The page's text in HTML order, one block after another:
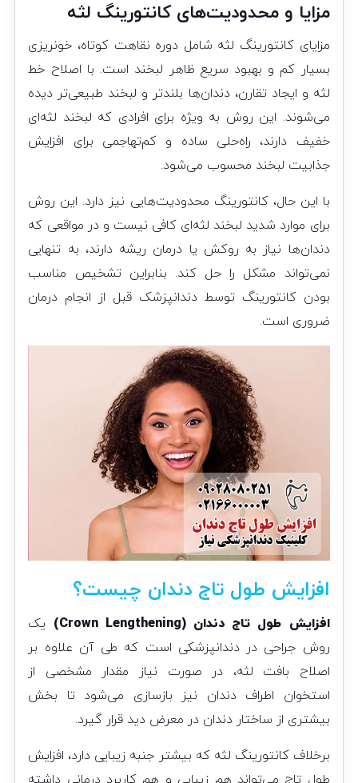
مزایا و محدودیت‌های کانتورینگ لثه
مزایای کانتورینگ لثه شامل دوره نقاهت کوتاه، خونریزی
بسیار کم و بهبود سریع ظاهر لبخند است. با اصلاح خط
لثه و ایجاد تقارن، دندان‌ها بلندتر و لبخند طبیعی‌تر دیده
می‌شوند. این روش به ویژه برای افرادی که لبخند لثه‌ای
خفیف دارند، راه‌حلی ساده و کم‌تهاجمی برای افزایش
جذابیت لبخند محسوب می‌شود.
با این حال، کانتورینگ محدودیت‌هایی نیز دارد. این روش
برای موارد شدید لبخند لثه‌ای کافی نیست و در مواقعی که
دندان‌ها نیاز به روکش یا درمان ریشه دارند، به تنهایی
نمی‌تواند مشکل را حل کند. بنابراین تشخیص مناسب
بودن کانتورینگ توسط دندانپزشک قبل از انجام درمان
ضروری است.
افزایش طول تاج دندان چیست؟
افزایش طول تاج دندان (Crown Lengthening)
یک
روش جراحی در دندانپزشکی است که طی آن علاوه بر
اصلاح بافت لثه، در صورت نیاز مقدار مشخصی از
استخوان اطراف دندان نیز بازسازی می‌شود تا بخش
بیشتری از ساختار دندان در معرض دید قرار گیرد.
برخلاف کانتورینگ لثه که بیشتر جنبه زیبایی دارد، افزایش
طول تاج می‌تواند هم زیبایی و هم کاربرد درمانی داشته